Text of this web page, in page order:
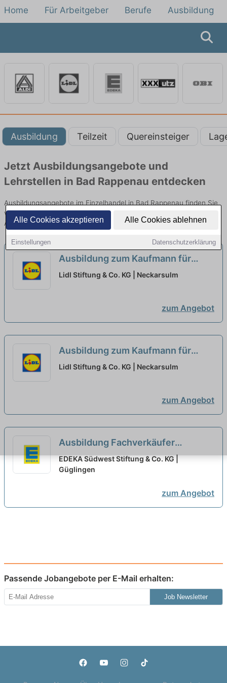
Alle Cookies akzeptieren Alle Cookies ablehnen
Einstellungen Datenschutzerklärung
Home Für Arbeitgeber Berufe Ausbildung
Ausbildung Teilzeit Quereinsteiger
Jetzt Ausbildungsangebote und
Lehrstellen in Bad Rappenau entdecken
Ausbildungsangebote im Einzelhandel in Bad Rappenau finden Sie
von namhaften Firmen. Entdecken Sie freie Optionen von Top-
Arbeitgebern und bewerben Sie sich noch heute.
Ausbildung zum Kaufmann für
Büromanagement - Schwerpunkt
Lidl Stiftung & Co. KG | Neckarsulm
zum Angebot
Ausbildung zum Kaufmann für
Büromanagement - Schwerpunkt
Lidl Stiftung & Co. KG | Neckarsulm
zum Angebot
Ausbildung Fachverkäufer
Fleischerei (m/w/d) - 2026 neu
EDEKA Südwest Stiftung & Co. KG |
Güglingen
zum Angebot
Passende Jobangebote per E-Mail erhalten:
Job Newsletter